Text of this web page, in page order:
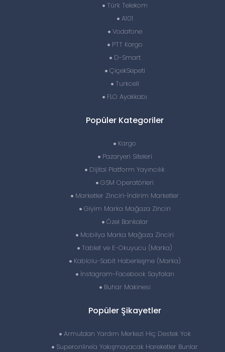
Türk Telekom
A101
Vodafone
PTT Kargo
D-Smart
ÇiçekSepeti
Turkcell
FLO Ayakkabı
Popüler Kategoriler
Kargo
Pazaryeri Siteleri
Dijital Platform Yayıncılık
GSM Operatörleri
Marketler Zinciri-İndirim Marketler
Giyim Marka Mağaza Zinciri
Özel Bankalar
Mobilya Marka Mağaza Zinciri
Tablet ve E-Okuyucu (Marka)
Kablolu-Sabit Haberleşme (Marka)
İnstagram-Facebook Sayfaları
Buhar Makinesi
Popüler Şikayetler
Armutdan Yardım Merkezi Hiç Destek Yok
Superonline'a Yakışmayacak Hareketler Bunlar